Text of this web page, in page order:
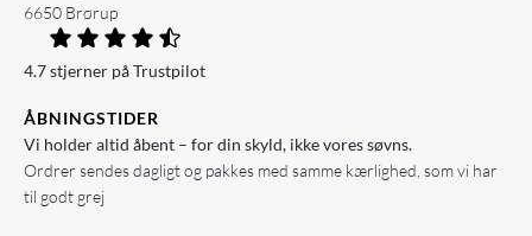
6650 Brørup
4.7 stjerner på Trustpilot
ÅBNINGSTIDER
Vi holder altid åbent – for din skyld, ikke vores søvns.
Ordrer sendes dagligt og pakkes med samme kærlighed, som vi har
til godt grej